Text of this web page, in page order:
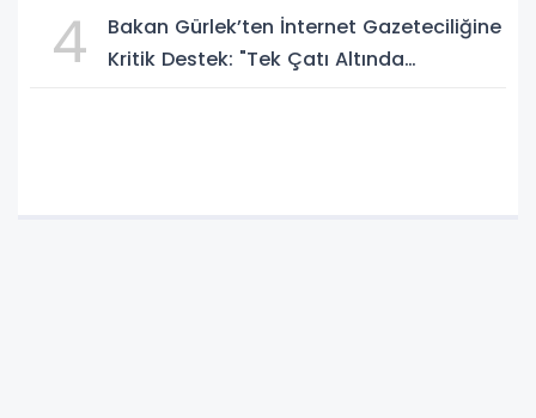
4
Bakan Gürlek’ten İnternet Gazeteciliğine
Kritik Destek: "Tek Çatı Altında